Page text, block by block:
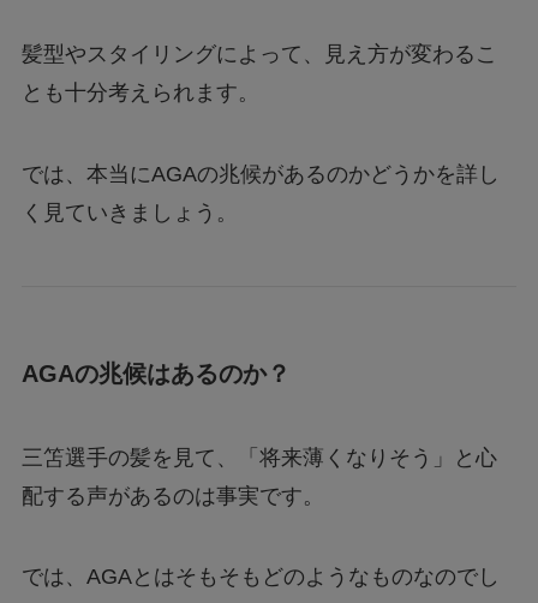
髪型やスタイリングによって、見え方が変わるこ
とも十分考えられます。
では、本当にAGAの兆候があるのかどうかを詳し
く見ていきましょう。
AGAの兆候はあるのか？
三笘選手の髪を見て、「将来薄くなりそう」と心
配する声があるのは事実です。
では、AGAとはそもそもどのようなものなのでし